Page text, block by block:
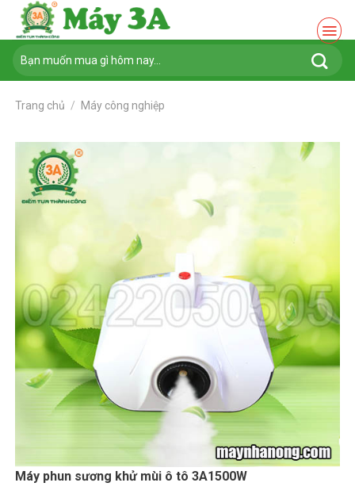
Chuyển
nội
dung
Tìm
kiếm:
Trang chủ / Máy công nghiệp
Máy phun sương khử mùi ô tô 3A1500W